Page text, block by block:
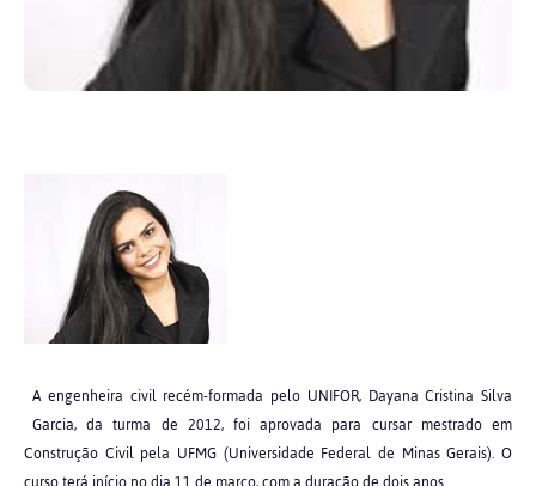
A engenheira civil recém-formada pelo UNIFOR, Dayana Cristina Silva
Garcia, da turma de 2012, foi aprovada para cursar mestrado em
Construção Civil pela UFMG (Universidade Federal de Minas Gerais). O